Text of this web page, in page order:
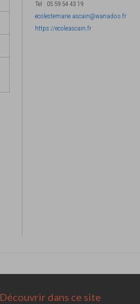
Tel : 05 59 54 43 19
ecolestemarie.ascain@wanadoo.fr
https://ecoleascain.fr
Découvrir dans ce site